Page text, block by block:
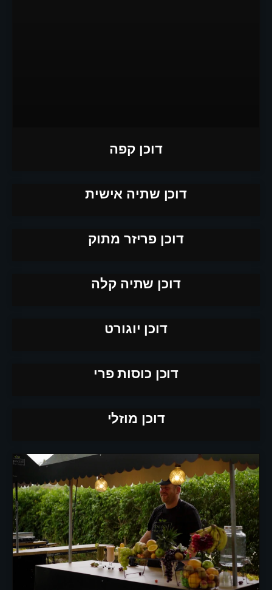
דוכן קפה
דוכן שתיה אישית
דוכן פריזר מתוק
דוכן שתיה קלה
דוכן יוגורט
דוכן כוסות פרי
דוכן מוזלי